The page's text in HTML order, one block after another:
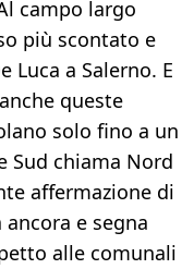
campo largo
più scontato e
Luca a Salerno. E
queste
solo fino a un
Sud chiama Nord
affermazione di
ancora e segna
alle comunali